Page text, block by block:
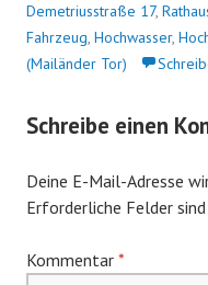
Demetriusstraße 17,
Fahrzeug, Hochwasser,
(Mailänder Tor)
Schreibe einen
Deine E-Mail-Adresse
Erforderliche Felder
Kommentar *